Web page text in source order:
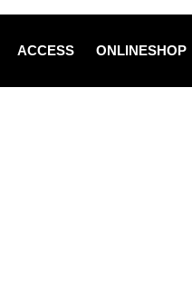
ACCESS ONLINESHOP